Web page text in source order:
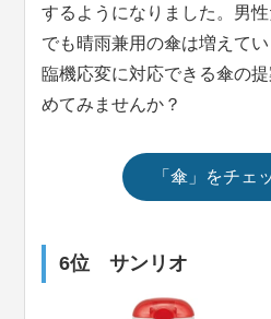
するようになりました。男
でも晴雨兼用の傘は増えて
臨機応変に対応できる傘の
めてみませんか？
「傘」をチェ
6位 サンリオ